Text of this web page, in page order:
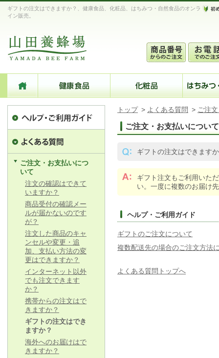
ギフトの注文はできますか？、健康食品、化粧品、はちみつ・自然食品のオンラ
イン販売。
トップ > よくある質問 > ご注
ご注文・お支払いについて
ギフトの注文はできます
ギフト注文もご利用いた
い。一度に複数のお届け
ヘルプ・ご利用ガイド
ギフトのご注文について
複数配送先の場合のご注文方法
よくある質問トップへ
ご注文・お支払いにつ
いて
注文の確認はできて
いますか？
商品受付の確認メー
ルが届かないのです
が？
注文した商品のキャ
ンセルや変更・追
加、支払い方法の変
更はできますか？
インターネット以外
でも注文できます
か？
携帯からの注文はで
きますか？
ギフトの注文はでき
ますか？
海外へのお届けはで
きますか？